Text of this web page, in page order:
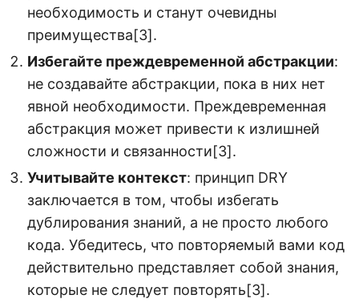
необходимость и станут очевидны
преимущества[3].
Избегайте преждевременной абстракции:
не создавайте абстракции, пока в них нет
явной необходимости. Преждевременная
абстракция может привести к излишней
сложности и связанности[3].
Учитывайте контекст: принцип DRY
заключается в том, чтобы избегать
дублирования знаний, а не просто любого
кода. Убедитесь, что повторяемый вами код
действительно представляет собой знания,
которые не следует повторять[3].